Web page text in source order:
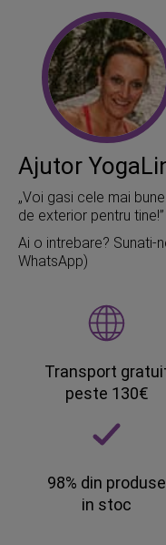
Ajutor
„Voi gasi cele mai
de exterior pentru tine!”
Ai o intrebare? Sunati-
WhatsApp)
Transport
peste 130€
98% din produse
in stoc